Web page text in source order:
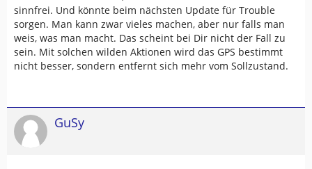
sinnfrei. Und könnte beim nächsten Update für Trouble
sorgen. Man kann zwar vieles machen, aber nur falls man
weis, was man macht. Das scheint bei Dir nicht der Fall zu
sein. Mit solchen wilden Aktionen wird das GPS bestimmt
nicht besser, sondern entfernt sich mehr vom Sollzustand.
GuSy